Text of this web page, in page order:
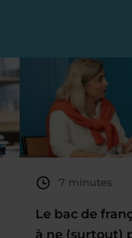
7 minutes
Le bac de
à ne (surtout)